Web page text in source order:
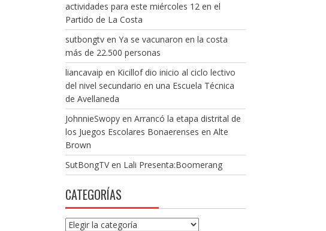
actividades para este miércoles 12 en el
Partido de La Costa
sutbongtven Ya se vacunaron en la costa
más de 22.500 personas
liancavaip en Kicillof dio inicio al ciclo lectivo
del nivel secundario en una Escuela Técnica
de Avellaneda
JohnnieSwopyen Arrancó la etapa distrital de
los Juegos Escolares Bonaerenses en Alte
Brown
SutBongTVen Lali Presenta:Boomerang
CATEGORÍAS
Categorías